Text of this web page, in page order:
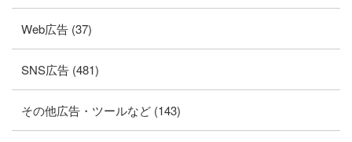
Web広告 (37)
SNS広告 (481)
その他広告・ツールなど (143)